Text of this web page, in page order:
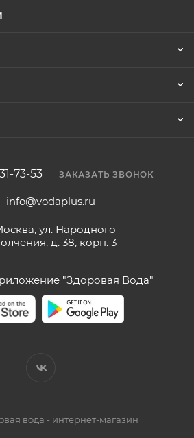
73-53 ЗАКАЗАТЬ ЗВОНОК
info@vodaplus.ru
ул. Народного
д. 38, корп. 3
"Здоровая Вода"
вода - интернет-магазин